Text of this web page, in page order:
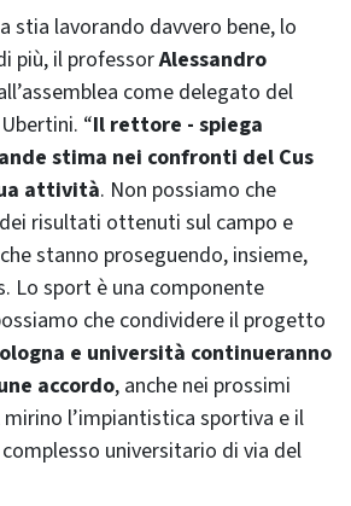
stia lavorando davvero bene, lo
più, il professorAlessandro
come delegato del
“Il rettore - spiega
stima nei confronti del Cus
attività. Non possiamo che
risultati ottenuti sul campo e
stanno proseguendo, insieme,
Lo sport è una componente
che condividere il progetto
e università continueranno
accordo, anche nei prossimi
l’impiantistica sportiva e il
universitario di via del